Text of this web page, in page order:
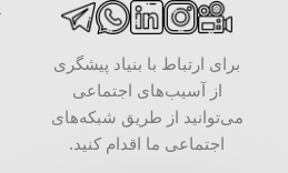
برای ارتباط با بنیاد پیشگری
از آسیب‌های اجتماعی
می‌توانید از طریق شبکه‌‎های
اجتماعی ما اقدام کنید.